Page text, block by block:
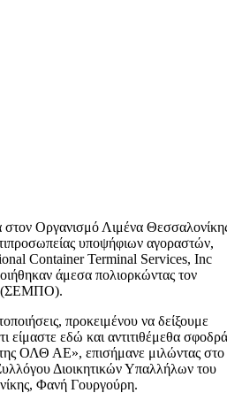
στον Οργανισμό Λιμένα
υποψήφιων αγοραστών,
Container Terminal Services, Inc
άμεσα πολιορκώντας τον
(ΣΕΜΠΟ).
προκειμένου να δείξουμε
είμαστε εδώ και αντιτιθέμεθα
ΟΛΘ ΑΕ», επισήμανε μιλώντας στο
Διοικητικών Υπαλλήλων του
Φανή Γουργούρη.